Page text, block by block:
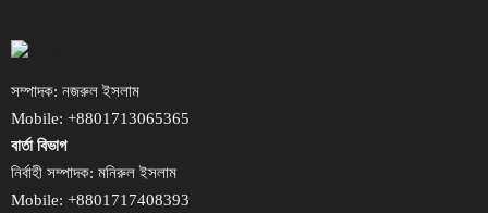
সম্পাদক: নজরুল ইসলাম
Mobile: +8801713065365
বার্তা বিভাগ
নির্বাহী সম্পাদক: মনিরুল ইসলাম
Mobile: +8801717408393